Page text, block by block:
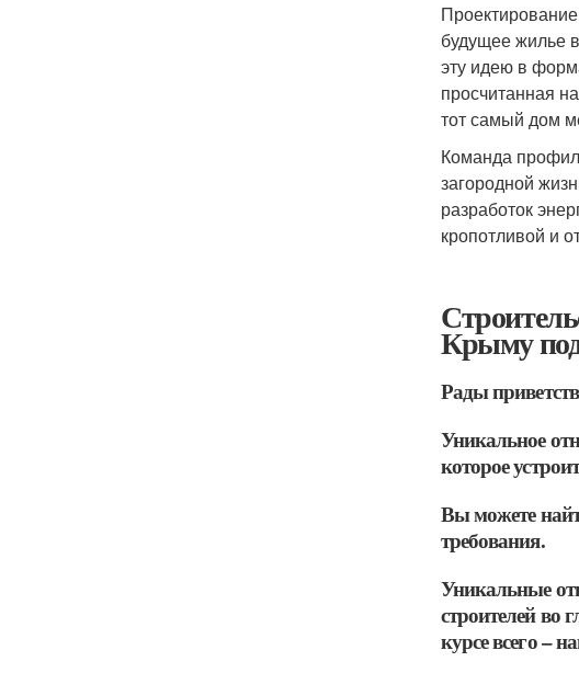
будущее жилье
эту идею в
просчитанная
тот самый дом
Команда
загородной
разработок
кропотливой и
Крыму
Рады
Уникальное
которое
Вы можете
требования.
Уникальные
строителей во
курсе всего –